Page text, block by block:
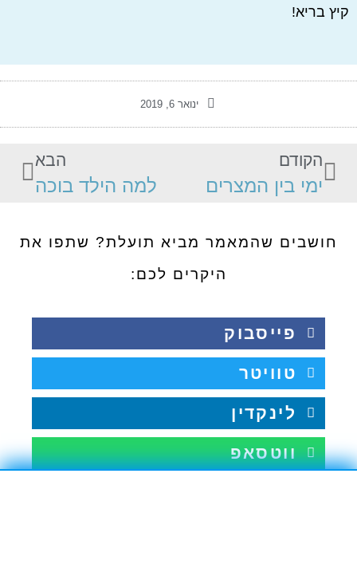
קיץ בריא!
ינואר 6, 2019
הקודם
ימי בין המצרים
הבא
למה הילד בוכה
חושבים שהמאמר מביא תועלת? שתפו את
היקרים לכם:
פייסבוק
טוויטר
לינקדין
ווטסאפ